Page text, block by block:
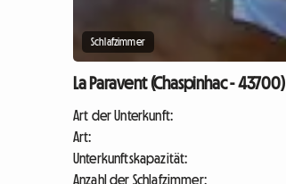
Schlafzimmer
La Paravent (Chaspinhac - 43700)
Art der Unterkunft:
Art:
Unterkunftskapazität:
Anzahl der Schlafzimmer: